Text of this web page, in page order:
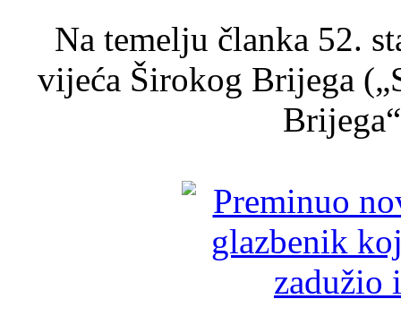
Na temelju članka 52.
vijeća Širokog Brijega